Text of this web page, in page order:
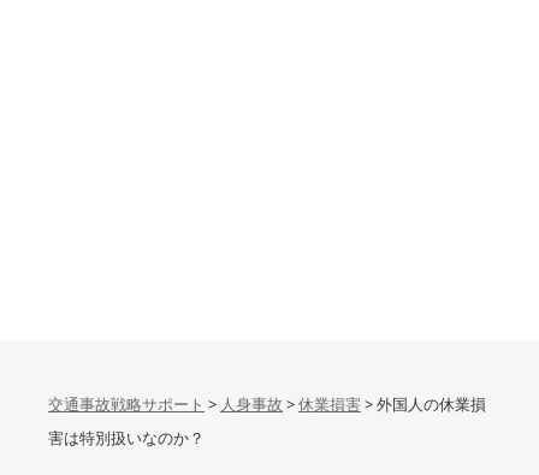
交通事故戦略サポート > 人身事故 >休業損害>外国人の休業損
害は特別扱いなのか？